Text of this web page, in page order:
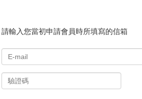
請輸入您當初申請會員時所填寫的信箱